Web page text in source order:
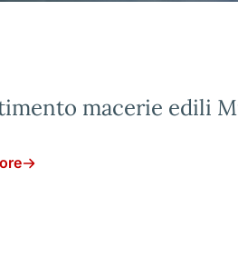
macerie edili